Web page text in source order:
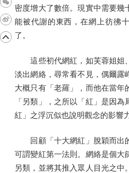
密度增大了數倍。現實中需要幾
能被代謝的東西，在網上彷彿
了。
這些初代網紅，如芙蓉姐姐
淡出網絡，尋常看不見，偶爾露
大概只有「老羅」，而他在當年
「另類」，之所以「紅」是因
紅」之浮沉似也說明觀念的影響
回顧「十大網紅」脫穎而出的
可謂變紅第一法則。網絡是個大
另類，並將其推入眾人目光之中